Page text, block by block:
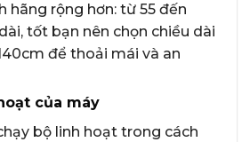
hãng rộng hơn: từ 55 đến
tốt bạn nên chọn chiều dài
để thoải mái và an
của máy
bộ linh hoạt trong cách